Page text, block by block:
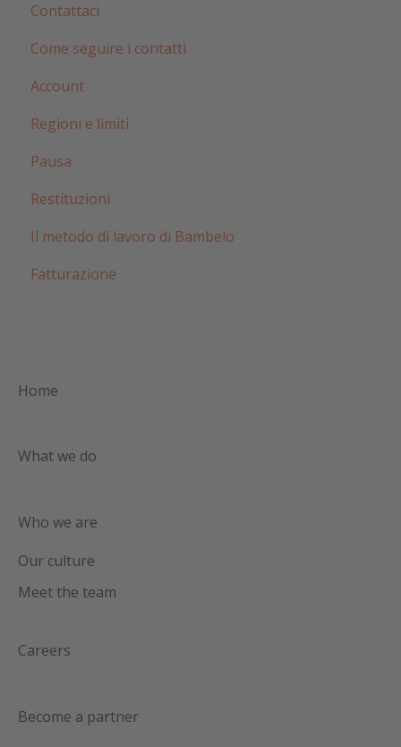
Contattaci
Come seguire i contatti
Account
Regioni e limiti
Pausa
Restituzioni
Il metodo di lavoro di Bambelo
Fatturazione
Home
What we do
Who we are
Our culture
Meet the team
Careers
Become a partner